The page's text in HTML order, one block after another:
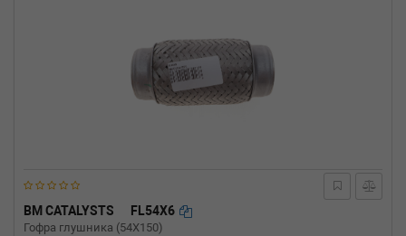
BM CATALYSTS FL54X6
Гофра глушника (54X150)